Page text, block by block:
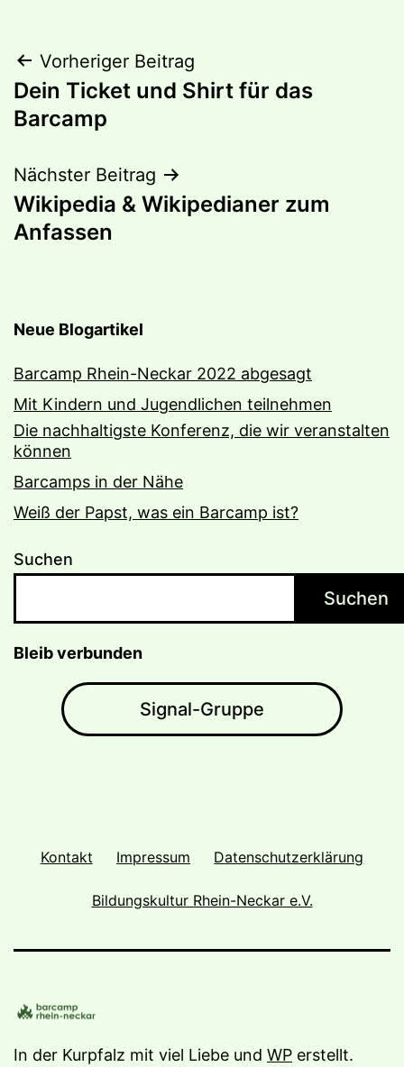
Beitragsnavigation
Vorheriger Beitrag
Dein Ticket und Shirt für das
Barcamp
Nächster Beitrag
Wikipedia & Wikipedianer zum
Anfassen
Neue Blogartikel
Barcamp Rhein-Neckar 2022 abgesagt
Mit Kindern und Jugendlichen teilnehmen
Die nachhaltigste Konferenz, die wir veranstalten
können
Barcamps in der Nähe
Weiß der Papst, was ein Barcamp ist?
Suchen
Suchen
Bleib verbunden
Signal-Gruppe
Kontakt Impressum Datenschutzerklärung
Bildungskultur Rhein-Neckar e.V.
In der Kurpfalz mit viel Liebe und WP erstellt.